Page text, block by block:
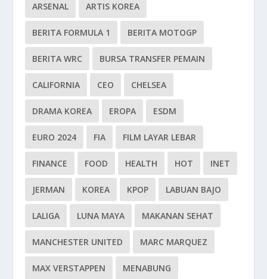
ARSENAL ARTIS KOREA
BERITA FORMULA 1 BERITA MOTOGP
BERITA WRC BURSA TRANSFER PEMAIN
CALIFORNIA CEO CHELSEA
DRAMA KOREA EROPA ESDM
EURO 2024 FIA FILM LAYAR LEBAR
FINANCE FOOD HEALTH HOT INET
JERMAN KOREA KPOP LABUAN BAJO
LALIGA LUNA MAYA MAKANAN SEHAT
MANCHESTER UNITED MARC MARQUEZ
MAX VERSTAPPEN MENABUNG